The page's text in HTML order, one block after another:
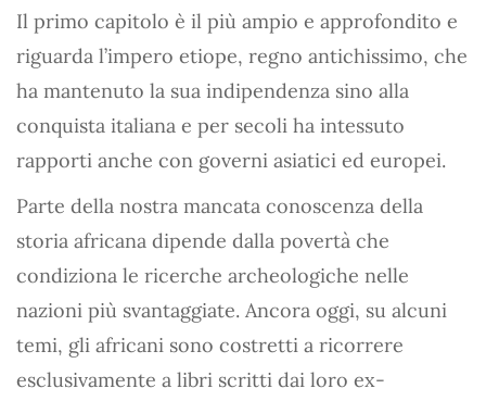
Il primo capitolo è il più ampio e approfondito e
riguarda l’impero etiope, regno antichissimo, che
ha mantenuto la sua indipendenza sino alla
conquista italiana e per secoli ha intessuto
rapporti anche con governi asiatici ed europei.
Parte della nostra mancata conoscenza della
storia africana dipende dalla povertà che
condiziona le ricerche archeologiche nelle
nazioni più svantaggiate. Ancora oggi, su alcuni
temi, gli africani sono costretti a ricorrere
esclusivamente a libri scritti dai loro ex-